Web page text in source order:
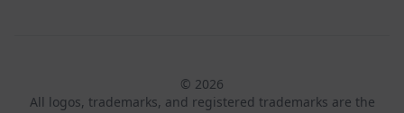
© 2026
All logos, trademarks, and registered trademarks are the